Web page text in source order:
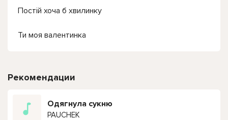
Постій хоча б хвилинку
Ти моя валентинка
Рекомендации
Одягнула сукню
PAUCHEK